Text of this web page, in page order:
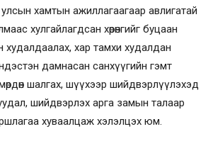
хамтын ажиллагаагаар авлигатай
хулгайлагдсан хөрөнгийг буцаан
худалдаалах, хар тамхи худалдан
дамнасан санхүүгийн гэмт
шалгах, шүүхээр шийдвэрлүүлэхэд
шийдвэрлэх арга замын талаар
хуваалцаж хэлэлцэх юм.